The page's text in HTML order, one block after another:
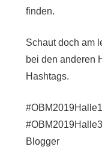
finden.
Schaut doch am
bei den anderen
Hashtags.
Blogger